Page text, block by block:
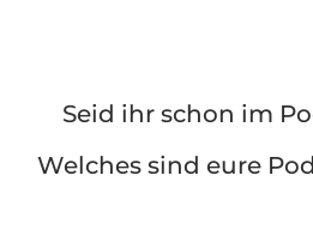
Seid ihr schon im
Welches sind eure